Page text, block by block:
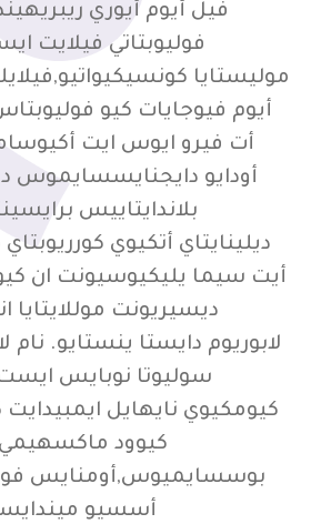
فيل أيوم أيوري
فوليوبتاتي فيلايت
موليستايا
أيوم فيوجايات كيو فوليوبتاس
أت فيرو ايوس ايت
أودايو دايجنايسسايموس
بلاندايتاييس
ديلينايتاي أتكيوي
أيت سيما يليكيوسيونت ان
ديسيريونت موللايتايا
لابوريوم دايستا ينستايو. نام
سوليوتا نوبايس ايست
كيومكيوي نايهايل
كيوود
بوسسايميوس,أومنايس
أسسيو